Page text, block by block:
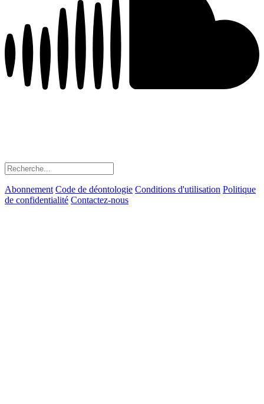
Abonnement Code de déontologie Conditions d'utilisation Politique
de confidentialité Contactez-nous